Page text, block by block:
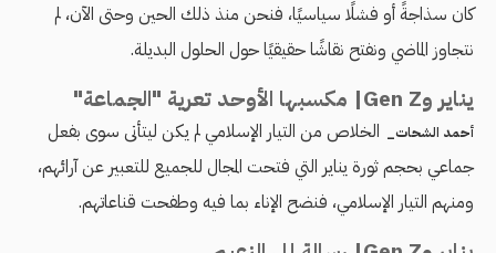
كان سذاجةً أو فشلًا سياسيًا، فنحن منذ ذلك الحين وحتى الآن، لم
نتجاوز الماضي ونفتح نقاشًا حقيقيًا حول الحلول البديلة.
يناير وGen Z| مكسبها الأوحد تعرية "الجماعة"
أحمد الشحات_ الخلاص من التيار الإسلامي لم يكن ليتأتى سوى بفعل
جماعي بحجم ثورة يناير التي فتحت المجال للجميع للتعبير عن آرائهم،
ومنهم التيار الإسلامي، فنضح الإناء بما فيه وطفحت قناعاتهم.